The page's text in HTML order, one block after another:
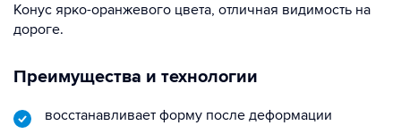
Конус ярко-оранжевого цвета, отличная видимость на
дороге.
Преимущества и технологии
восстанавливает форму после деформации